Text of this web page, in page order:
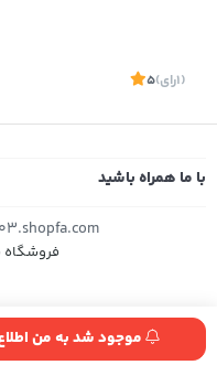
موجود شد به من
Wireless Charger 25W BS-
(1 رای)
5
با ما همراه باشید
فروشگاه